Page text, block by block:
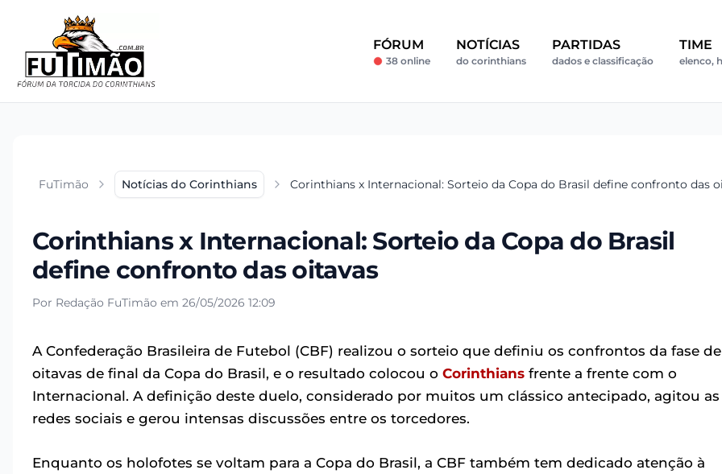
FÓRUM
38 online
NOTÍCIAS
do corinthians
PARTIDAS
dados e classificação
TIME
elenco,
FuTimão Notícias do Corinthians Corinthians x Internacional: Sorteio da Copa do Brasil define confronto das
Corinthians x Internacional: Sorteio da Copa do Brasil
define confronto das oitavas
Por Redação FuTimão em 26/05/2026 12:09
A Confederação Brasileira de Futebol (CBF) realizou o sorteio que definiu os confrontos da fase de
oitavas de final da Copa do Brasil, e o resultado colocou o Corinthians frente a frente com o
Internacional. A definição deste duelo, considerado por muitos um clássico antecipado, agitou as
redes sociais e gerou intensas discussões entre os torcedores.
Enquanto os holofotes se voltam para a Copa do Brasil, a CBF também tem dedicado atenção à